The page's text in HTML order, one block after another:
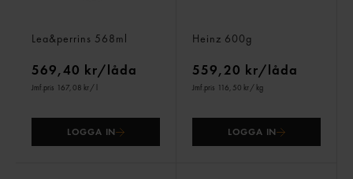
Lea&perrins 568ml
569,40 kr/låda
Jmf.pris 167,08 kr/ l
LOGGA IN
Heinz 600g
559,20 kr/låda
Jmf.pris 116,50 kr/ kg
LOGGA IN